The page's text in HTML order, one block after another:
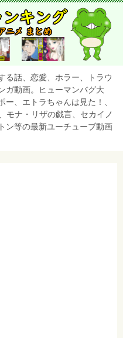
る話、恋愛、ホラー、トラウ
ガ動画。ヒューマンバグ大
、エトラちゃんは見た！、
モナ・リザの戯言、セカイノ
ン等の最新ユーチューブ動画